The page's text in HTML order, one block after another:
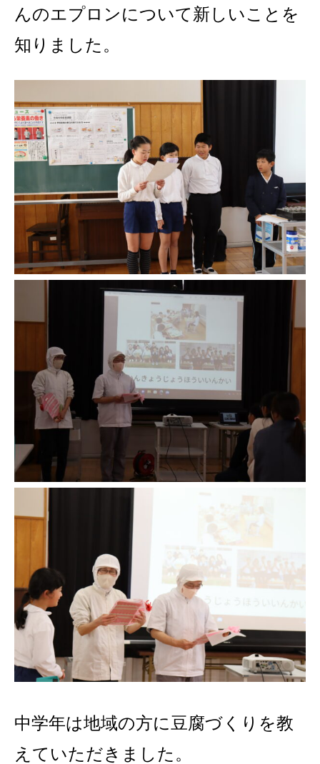
んのエプロンについて新しいことを
知りました。
中学年は地域の方に豆腐づくりを教
えていただきました。